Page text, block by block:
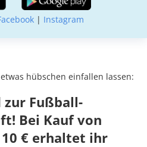
| Instagram
hübschen einfallen lassen:
zur Fußball-
Bei Kauf von
€ erhaltet ihr